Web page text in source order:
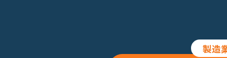
製造
© 2013